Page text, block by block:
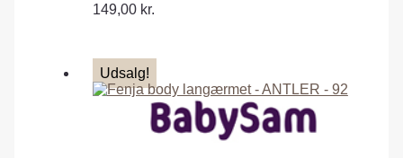
149,00 kr.
Udsalg!